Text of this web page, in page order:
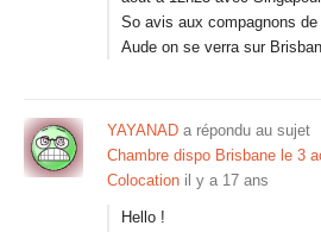
So avis aux compagnons de
Aude on se verra sur
YAYANAD a répondu au sujet
Chambre dispo Brisbane le 3
Colocation il y a 17 ans
Hello !